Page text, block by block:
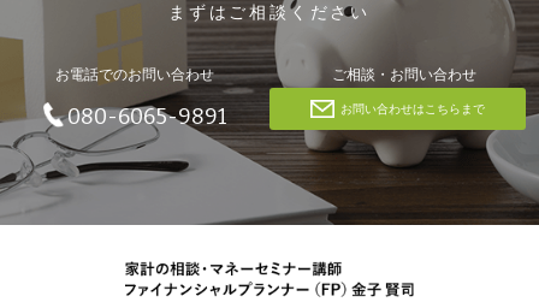
まずはご相談ください
お電話でのお問い合わせ
080-6065-9891
ご相談・お問い合わせ
お問い合わせはこちらまで